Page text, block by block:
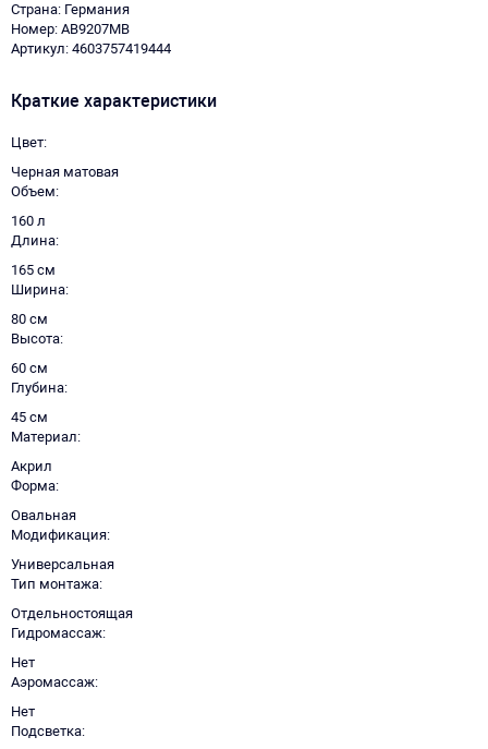
Страна: Германия
Номер: AB9207MB
Артикул: 4603757419444
Краткие характеристики
Цвет
Черная матовая
Объем
160 л
Длина
165 см
Ширина
80 см
Высота
60 см
Глубина
45 см
Материал
Акрил
Форма
Овальная
Модификация
Универсальная
Тип монтажа
Отдельностоящая
Гидромассаж
Нет
Аэромассаж
Нет
Подсветка